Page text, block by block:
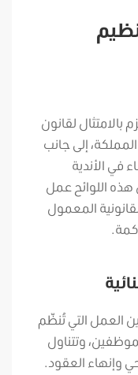
بالامتثال لقانون
إلى جانب
في الأندية
هذه اللوائح عمل
المعمول
العمل التي تُنظّم
وتتناول
وإنهاء العقود.